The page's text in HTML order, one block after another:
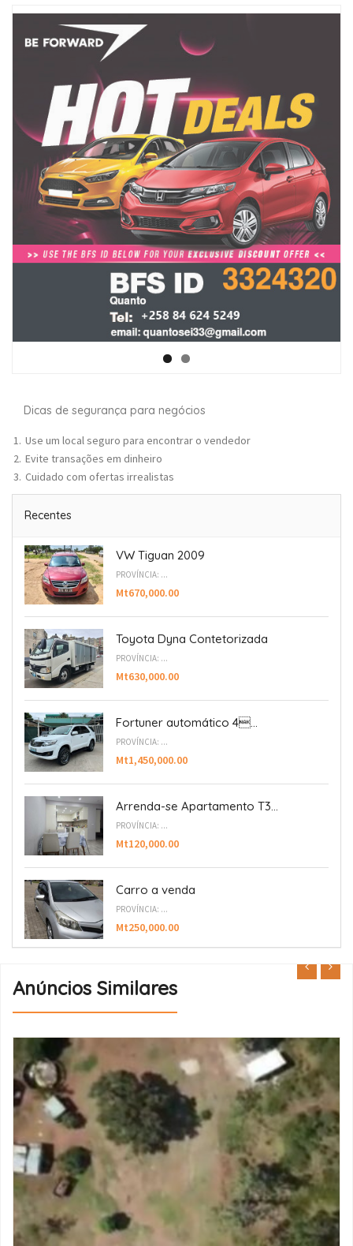
Dicas de segurança para negócios
Use um local seguro para encontrar o vendedor
Evite transações em dinheiro
Cuidado com ofertas irrealistas
Recentes
VW Tiguan 2009
PROVÍNCIA: ...
Mt670,000.00
Toyota Dyna Contetorizada
PROVÍNCIA: ...
Mt630,000.00
Fortuner automático 4...
PROVÍNCIA: ...
Mt1,450,000.00
Arrenda-se Apartamento T3...
PROVÍNCIA: ...
Mt120,000.00
Carro a venda
PROVÍNCIA: ...
Mt250,000.00
Anúncios Similares